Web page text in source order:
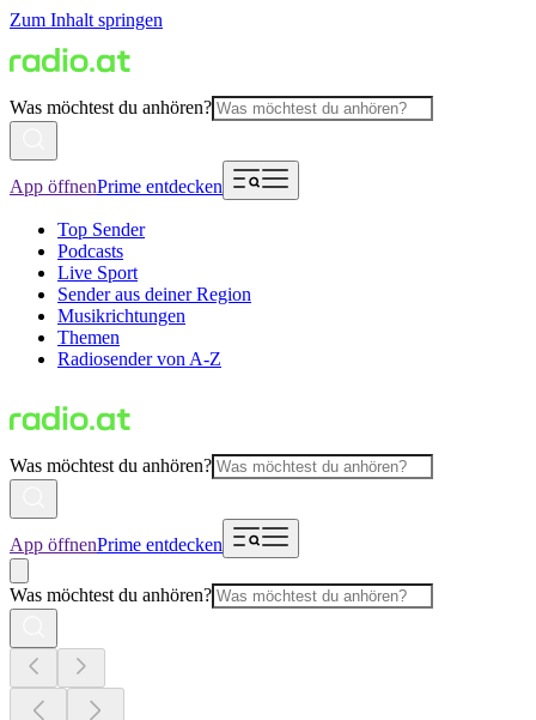
Zum Inhalt springen
Was möchtest du anhören?
App öffnenPrime entdecken
Top Sender
Podcasts
Live Sport
Sender aus deiner Region
Musikrichtungen
Themen
Radiosender von A-Z
Was möchtest du anhören?
App öffnenPrime entdecken
Was möchtest du anhören?